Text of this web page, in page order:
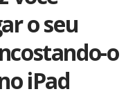
o seu
o
iPad